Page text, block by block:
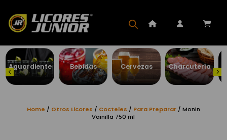
Aguardiente Bebidas Cervezas Charcutería
Home / Otros Licores / Cocteles / Para Preparar/ Monin
Vainilla 750 ml